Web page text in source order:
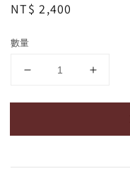
Regular
NT$ 2,400
數量